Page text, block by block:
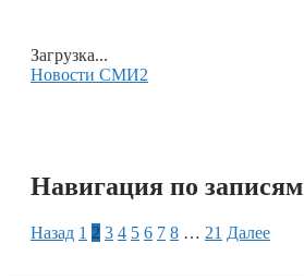
Загрузка...
Новости СМИ2
Навигация по записям
Назад 1 2 3 4 5 6 7 8 … 21 Далее